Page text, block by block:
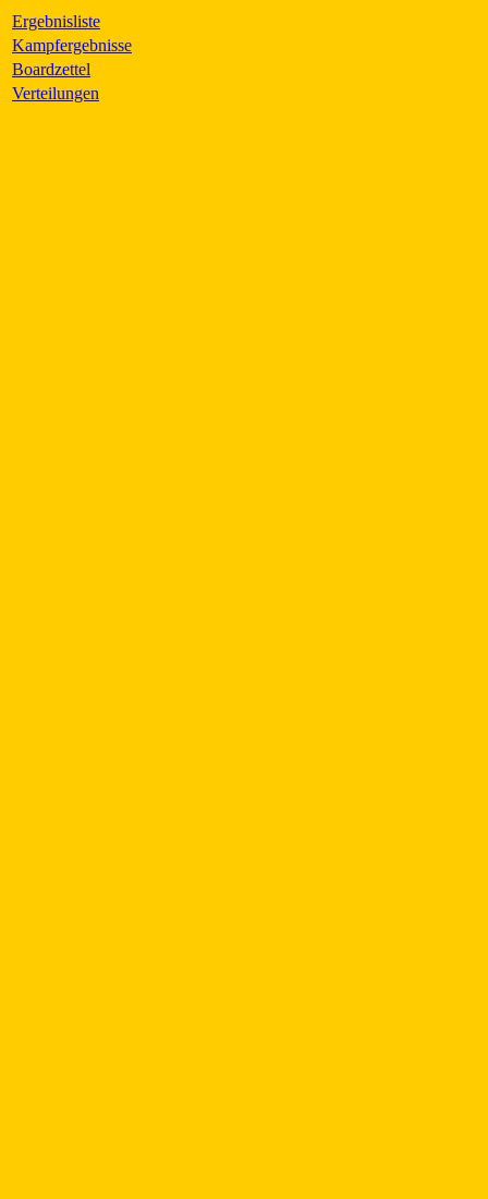
Ergebnisliste
Kampfergebnisse
Boardzettel
Verteilungen